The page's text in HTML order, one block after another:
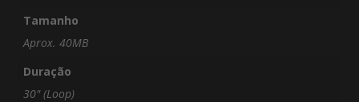
Tamanho
Aprox. 40MB
Duração
30" (Loop)